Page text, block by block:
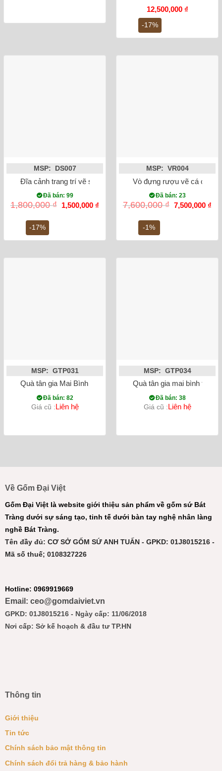
-17%
Giá
gốc
là:
15,000,000 ₫.
12,500,000 ₫Giá
-17%
MSP: DS007
Đĩa cảnh trang trí vẽ sen hạc phi 38cm
Đã bán: 99
1,800,000₫
Giá
gốc
1,500,000 ₫
1,500,000 ₫.
-1%
MSP: VR004
Vò đựng rượu vẽ cá chép
Đã bán: 23
7,600,000₫ Giá
gốc
7,500,000 ₫
MSP: GTP031
Quà tân gia Mai Bình tích lộc thuận buồm xuôi gió dát vàng
Đã bán: 82
Giá cũ :Liên hệ
MSP: GTP034
Quà tân gia mai bình tích
Đã bán: 38
Giá cũ :Liên hệ
Về Gốm Đại Việt
Gốm Đại Việt là website giới thiệu sản phẩm về gốm sứ Bát
Tràng dưới sự sáng tạo, tinh tế dưới bàn tay nghệ nhân làng
nghề Bát Tràng.
Tên đầy đủ: CƠ SỞ GỐM SỨ ANH TUẤN - GPKD: 01J8015216 -
Mã số thuế; 0108327226
Hotline: 0969919669
Email: ceo@gomdaiviet.vn
GPKD: 01J8015216 - Ngày cấp: 11/06/2018
Nơi cấp: Sở kế hoạch & đầu tư TP.HN
Thông tin
Giới thiệu
Tin tức
Chính sách bảo mật thông tin
Chính sách đổi trả hàng & bảo hành